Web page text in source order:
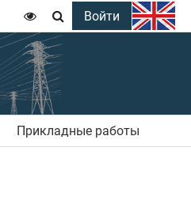
  Войти
Прикладные работы